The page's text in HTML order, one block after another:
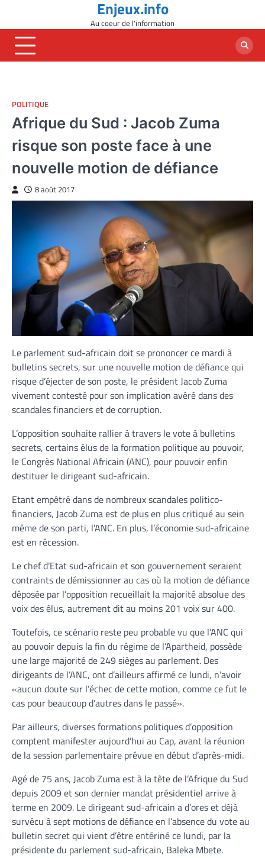
content
Enjeux.info
Au coeur de l'information
POLITIQUE
Afrique du Sud : Jacob Zuma
risque son poste face à une
nouvelle motion de défiance
8 août 2017
Le parlement sud-africain doit se prononcer ce mardi à
bulletins secrets, sur une nouvelle motion de défiance qui
risque d’éjecter de son poste, le président Jacob Zuma
vivement contesté pour son implication avéré dans des
scandales financiers et de corruption.
L’opposition souhaite rallier à travers le vote à bulletins
secrets, certains élus de la formation politique au pouvoir,
le Congrès National Africain (ANC), pour pouvoir enfin
destituer le dirigeant sud-africain.
Etant empêtré dans de nombreux scandales politico-
financiers, Jacob Zuma est de plus en plus critiqué au sein
même de son parti, l’ANC. En plus, l’économie sud-africaine
est en récession.
Le chef d’Etat sud-africain et son gouvernement seraient
contraints de démissionner au cas où la motion de défiance
déposée par l’opposition recueillait la majorité absolue des
voix des élus, autrement dit au moins 201 voix sur 400.
Toutefois, ce scénario reste peu probable vu que l’ANC qui
au pouvoir depuis la fin du régime de l’Apartheid, possède
une large majorité de 249 sièges au parlement. Des
dirigeants de l’ANC, ont d’ailleurs affirmé ce lundi, n’avoir
«aucun doute sur l’échec de cette motion, comme ce fut le
cas pour beaucoup d’autres dans le passé».
Par ailleurs, diverses formations politiques d’opposition
comptent manifester aujourd’hui au Cap, avant la réunion
de la session parlementaire prévue en début d’après-midi.
Agé de 75 ans, Jacob Zuma est à la tête de l’Afrique du Sud
depuis 2009 et son dernier mandat présidentiel arrive à
terme en 2009. Le dirigeant sud-africain a d’ores et déjà
survécu à sept motions de défiance en l’absence du vote au
bulletin secret qui vient d’être entériné ce lundi, par la
présidente du parlement sud-africain, Baleka Mbete.